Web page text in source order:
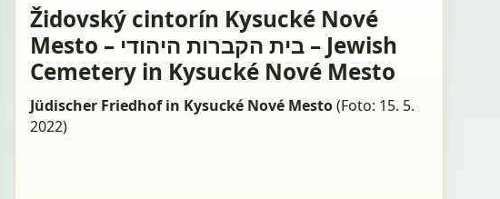
Židovský cintorín Kysucké Nové
Mesto – בית הקברות היהודי – Jewish
Cemetery in Kysucké Nové Mesto
Jüdischer Friedhof in Kysucké Nové Mesto(Foto: 15. 5.
2022)